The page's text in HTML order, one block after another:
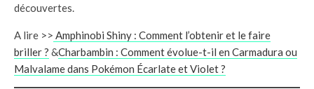
découvertes.
A lire >> Amphinobi Shiny : Comment l’obtenir et le faire
briller ? &Charbambin : Comment évolue-t-il en Carmadura ou
Malvalame dans Pokémon Écarlate et Violet ?